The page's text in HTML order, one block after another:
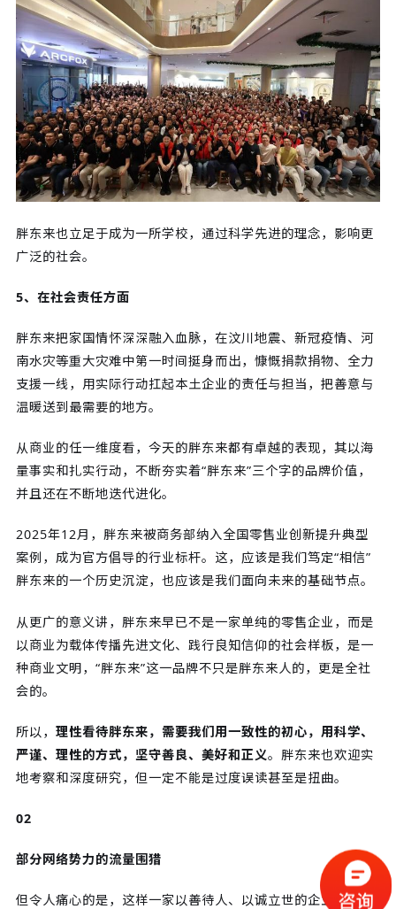
胖东来也立足于成为一所学校，通过科学先进的理念，影响更
广泛的社会。
5、在社会责任方面
胖东来把家国情怀深深融入血脉，在汶川地震、新冠疫情、河
南水灾等重大灾难中第一时间挺身而出，慷慨捐款捐物、全力
支援一线，用实际行动扛起本土企业的责任与担当，把善意与
温暖送到最需要的地方。
从商业的任一维度看，今天的胖东来都有卓越的表现，其以海
量事实和扎实行动，不断夯实着“胖东来”三个字的品牌价值，
并且还在不断地迭代进化。
2025年12月，胖东来被商务部纳入全国零售业创新提升典型
案例，成为官方倡导的行业标杆。这，应该是我们笃定“相信”
胖东来的一个历史沉淀，也应该是我们面向未来的基础节点。
从更广的意义讲，胖东来早已不是一家单纯的零售企业，而是
以商业为载体传播先进文化、践行良知信仰的社会样板，是一
种商业文明，“胖东来”这一品牌不只是胖东来人的，更是全社
会的。
所以， 理性看待胖东来，需要我们用一致性的初心，用科学、
严谨、理性的方式，坚守善良、美好和正义。胖东来也欢迎实
地考察和深度研究，但一定不能是过度误读甚至是扭曲。
02
部分网络势力的流量围猎
但令人痛心的是，这样一家以善待人、以诚立世的企业，却成